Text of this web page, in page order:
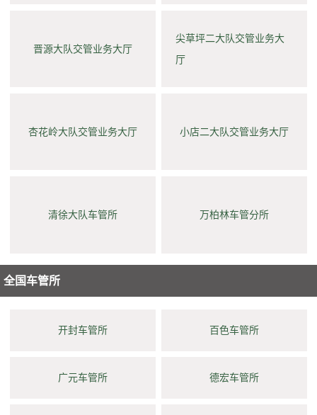
晋源大队交管业务大厅
尖草坪二大队交管业务大
厅
杏花岭大队交管业务大厅 小店二大队交管业务大厅
清徐大队车管所 万柏林车管分所
全国车管所
开封车管所 百色车管所
广元车管所 德宏车管所